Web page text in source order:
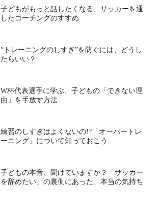
子どもがもっと話したくなる、サッカーを通
したコーチングのすすめ
“トレーニングのしすぎ”を防ぐには、どうし
たらいい？
W杯代表選手に学ぶ、子どもの「できない理
由」を手放す方法
練習のしすぎはよくないの!?「オーバートレ
ーニング」について知っておこう
子どもの本音、聞けていますか？「サッカー
を辞めたい」の裏側にあった、本当の気持ち